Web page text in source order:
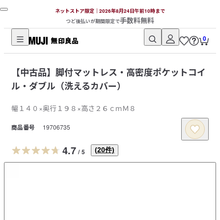
ネットストア限定｜2026年8月24日午前10時まで
つど後払いが期間限定で手数料無料
無
良
品
ッ
ト
ト
ア
0
【中古品】脚付マットレス・高密度ポケットコイ
ル・ダブル（洗えるカバー）
幅１４０×奥行１９８×高さ２６ｃｍＭ８
商品番号 19706735
4.7 / 5 (20件)